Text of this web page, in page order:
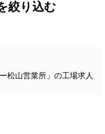
絞り込む
松山営業所」の工場求人